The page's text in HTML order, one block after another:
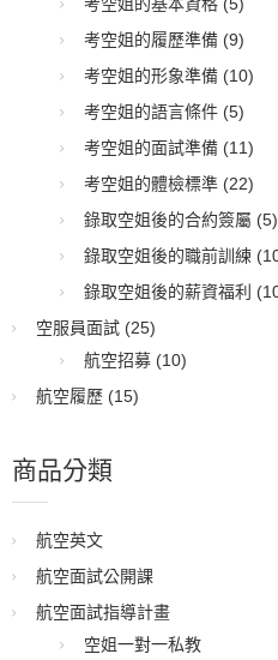
考空姐的履歷準備 (9)
考空姐的形象準備 (10)
考空姐的語言條件 (5)
考空姐的面試準備 (11)
考空姐的體檢標準 (22)
錄取空姐後的合約簽屬 (5)
錄取空姐後的職前訓練
錄取空姐後的薪資福利
空服員面試 (25)
航空招募 (10)
航空履歷 (15)
商品分類
航空英文
航空面試公開課
航空面試指導計畫
空姐一對一私教